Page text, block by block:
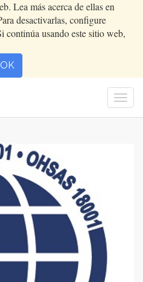
Lea más acerca de ellas en
desactivarlas, configure
continúa usando este sitio web,
OK